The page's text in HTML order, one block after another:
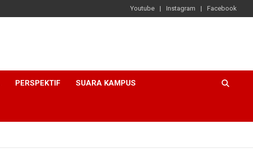
Youtube Instagram Facebook
PERSPEKTIF SUARA KAMPUS